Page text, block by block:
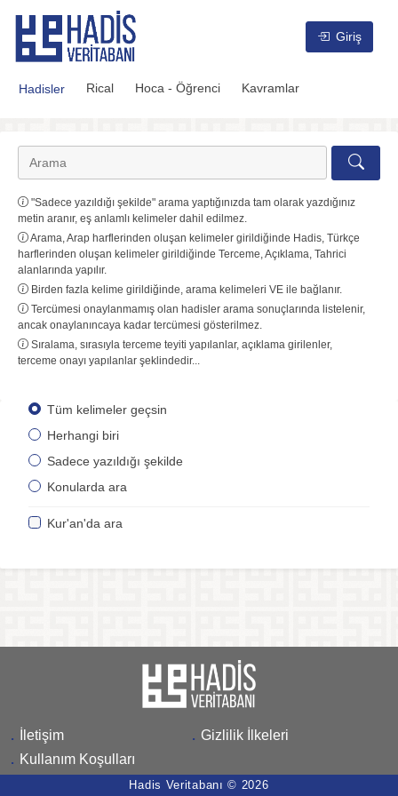
Hadis Veritabanı
Hadisler Rical Hoca - Öğrenci Kavramlar
Giriş
"Sadece yazıldığı şekilde" arama yaptığınızda tam olarak yazdığınız
metin aranır, eş anlamlı kelimeler dahil edilmez.
Arama, Arap harflerinden oluşan kelimeler girildiğinde Hadis, Türkçe
harflerinden oluşan kelimeler girildiğinde Terceme, Açıklama, Tahrici
alanlarında yapılır.
Birden fazla kelime girildiğinde, arama kelimeleri VE ile bağlanır.
Tercümesi onaylanmamış olan hadisler arama sonuçlarında listelenir,
ancak onaylanıncaya kadar tercümesi gösterilmez.
Sıralama, sırasıyla terceme teyiti yapılanlar, açıklama girilenler,
terceme onayı yapılanlar şeklindedir...
Tüm kelimeler geçsin
Herhangi biri
Sadece yazıldığı şekilde
Konularda ara
Kur'an'da ara
. İletişim . Gizlilik İlkeleri
. Kullanım Koşulları
Hadis Veritabanı © 2026